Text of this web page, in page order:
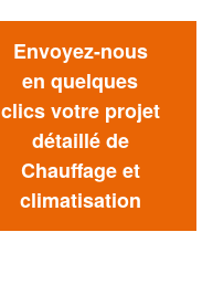
Envoyez-nous
en quelques
clics votre projet
détaillé de
Chauffage et
climatisation